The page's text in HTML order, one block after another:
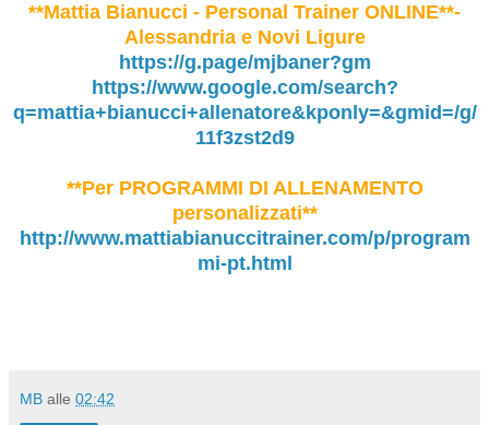
**Mattia Bianucci - Personal Trainer ONLINE**-
Alessandria e Novi Ligure
https://g.page/mjbaner?gm
https://www.google.com/search?
q=mattia+bianucci+allenatore&kponly=&gmid=/g/
11f3zst2d9
**Per PROGRAMMI DI ALLENAMENTO
personalizzati**
http://www.mattiabianuccitrainer.com/p/program
mi-pt.html
MB alle 02:42